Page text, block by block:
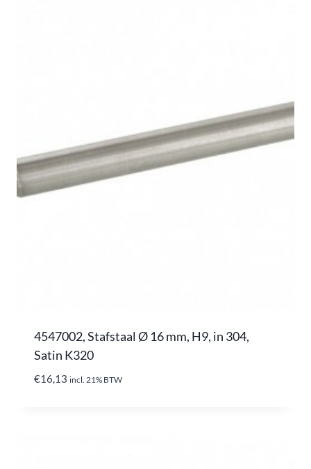
4547002, Stafstaal Ø 16 mm, H9, in 304,
Satin K320
€16,13 incl. 21% BTW